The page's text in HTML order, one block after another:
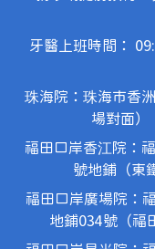
牙醫上班時間：
珠海院：珠海市香
場對面）
福田口岸香江院：
號地鋪（東
福田口岸廣場院：
地鋪034號（福